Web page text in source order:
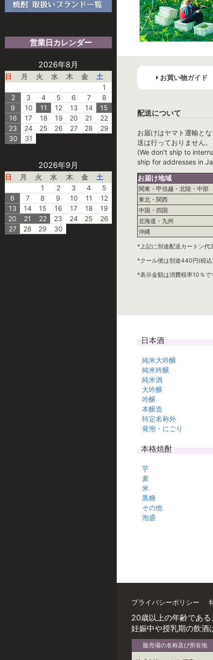
営業日カレンダー
2026年8月
日 月 火 水 木 金
土
1
2
3 4 5 6 7
8
9
10 11 12 13 14
15
16
17 18 19 20 21
22
23
24 25 26 27 28
29
30
31
2026年9月
日 月 火 水 木 金
土
1
2 3 4
5
6
7 8 9 10 11
12
13
14 15 16 17 18
19
20
21 22 23 24 25
26
27
28 29 30
お買い物ガイド
配送について
お届けはヤマト運輸と
送は行っておりません。
(We don't ship to
ship for addresses in
お届け地域
関東・甲信越・北陸・中部
東北・関西
中国・四国
北海道・九州
沖縄
*上記に別途配送カートン代
*クール便は別途440円(税込)
*表示金額は消費税率10％で
日本酒
純米大吟醸
純米吟醸
純米酒
大吟醸
吟醸
本醸造
特定名称外
発泡・にごり
本格焼酎
芋
麦
米
黒糖
その他
泡盛
プライバシーポリシー
20歳以上の年齢である
妊娠中や授乳期の飲酒
販売場の名称及び所在地